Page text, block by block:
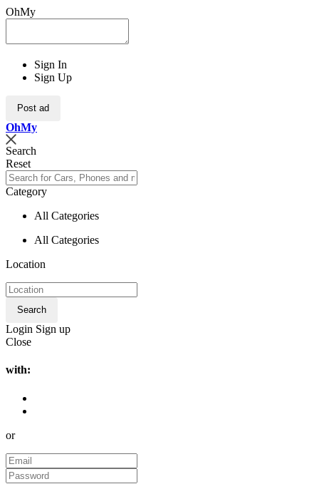
OhMy
Sign In
Sign Up
Post ad
OhMy
Search
Reset
Category
All Categories
All Categories
Location
Search
Login Sign up
Close
with:
or